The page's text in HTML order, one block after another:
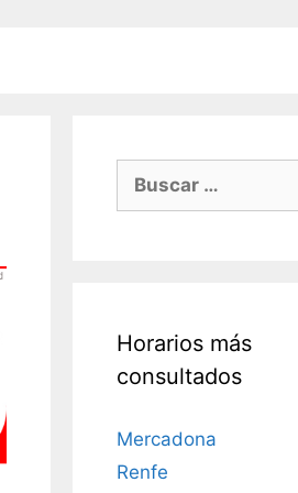
Buscar:
Horarios más
consultados
Mercadona
Renfe